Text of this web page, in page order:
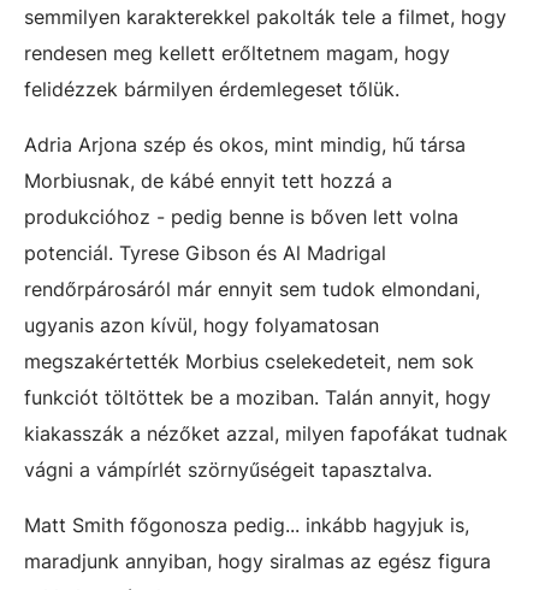
semmilyen karakterekkel pakolták tele a filmet, hogy
rendesen meg kellett erőltetnem magam, hogy
felidézzek bármilyen érdemlegeset tőlük.
Adria Arjona szép és okos, mint mindig, hű társa
Morbiusnak, de kábé ennyit tett hozzá a
produkcióhoz - pedig benne is bőven lett volna
potenciál. Tyrese Gibson és Al Madrigal
rendőrpárosáról már ennyit sem tudok elmondani,
ugyanis azon kívül, hogy folyamatosan
megszakértették Morbius cselekedeteit, nem sok
funkciót töltöttek be a moziban. Talán annyit, hogy
kiakasszák a nézőket azzal, milyen fapofákat tudnak
vágni a vámpírlét szörnyűségeit tapasztalva.
Matt Smith főgonosza pedig... inkább hagyjuk is,
maradjunk annyiban, hogy siralmas az egész figura